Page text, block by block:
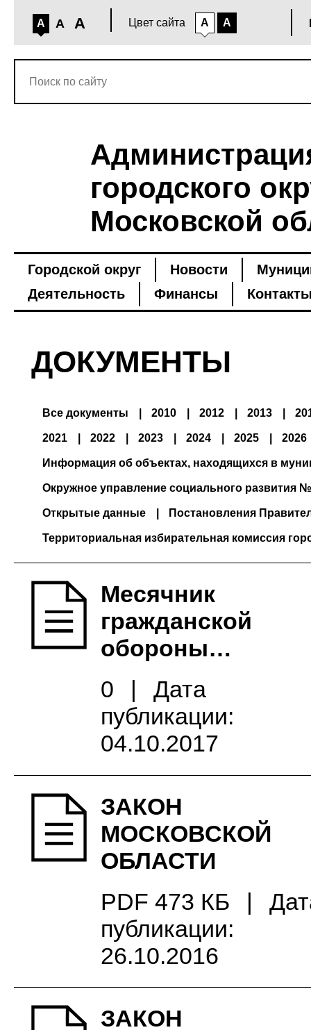
A A A Цвет сайта A A
городского
Московской
Городской округ Новости
Деятельность
Финансы
ДОКУМЕНТЫ
Все документы 2010 2012 2013
2021 2022 2023 2024 2025 2026
Информация об объектах, находящихся в
Окружное управление социального развития
Открытые данные Постановления
Территориальная избирательная комиссия
Месячник
гражданской
обороны…
0
|
Дата
публикации:
04.10.2017
ЗАКОН
МОСКОВСКОЙ
ОБЛАСТИ
PDF 473 КБ
|
публикации:
26.10.2016
ЗАКОН